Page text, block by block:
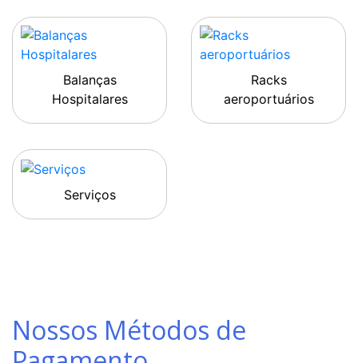
Balanças
Hospitalares
Racks
aeroportuários
Serviços
Nossos Métodos de